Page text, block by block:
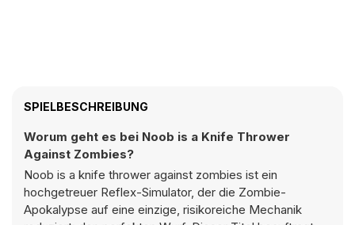
SPIELBESCHREIBUNG
Worum geht es bei Noob is a Knife Thrower
Against Zombies?
Noob is a knife thrower against zombies ist ein
hochgetreuer Reflex-Simulator, der die Zombie-
Apokalypse auf eine einzige, risikoreiche Mechanik